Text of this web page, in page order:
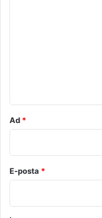
Ad *
E-posta *